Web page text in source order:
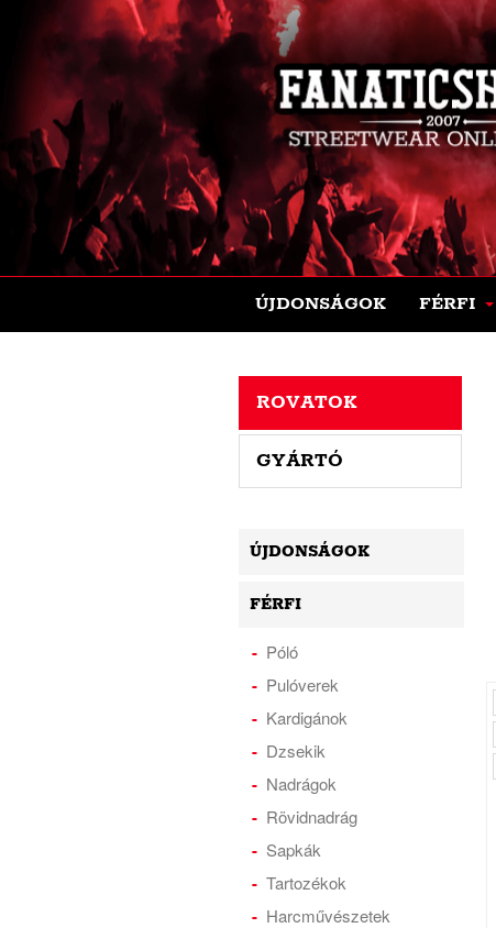
ÚJDONSÁGOK FÉRFI
ROVATOK
GYÁRTÓ
ÚJDONSÁGOK
FÉRFI
Póló
Pulóverek
Kardigánok
Dzsekik
Nadrágok
Rövidnadrág
Sapkák
Tartozékok
Harcművészetek